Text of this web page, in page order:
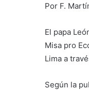
Por F.
El papa
Misa pro
Lima a
Según la